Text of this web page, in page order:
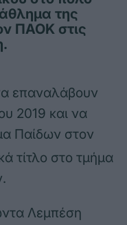
της
ΠΑΟΚ στις
επαναλάβουν
2019 και να
Παίδων στον
τίτλο στο τμήμα
Λεμπέση